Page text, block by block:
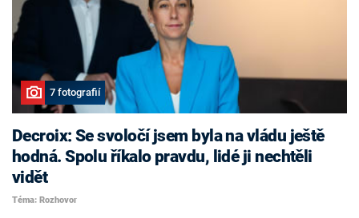
7 fotografií
Decroix: Se svoločí jsem byla na vládu ještě
hodná. Spolu říkalo pravdu, lidé ji nechtěli
vidět
Téma: Rozhovor